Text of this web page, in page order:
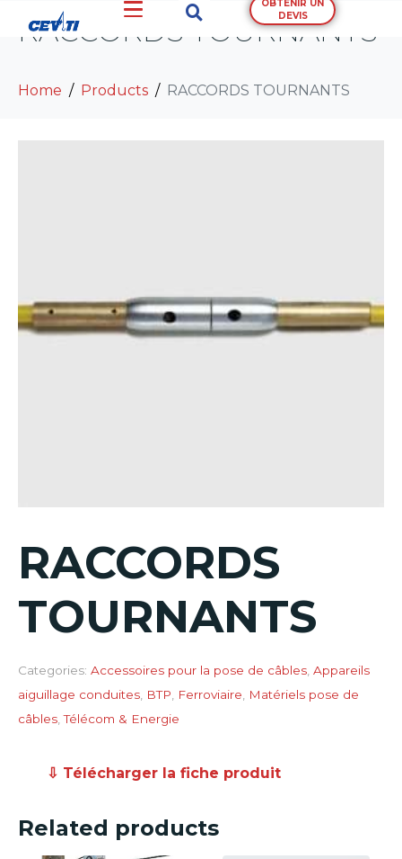
OBTENIR UN
DEVIS
RACCORDS TOURNANTS
Home Products RACCORDS TOURNANTS
RACCORDS
TOURNANTS
Categories: Accessoires pour la pose de câbles Appareils
aiguillage conduites BTP Ferroviaire
Matériels pose de
câbles ,Télécom & Energie
⇩ Télécharger la fiche produit
Related products